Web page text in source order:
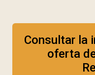
Consultar la
oferta